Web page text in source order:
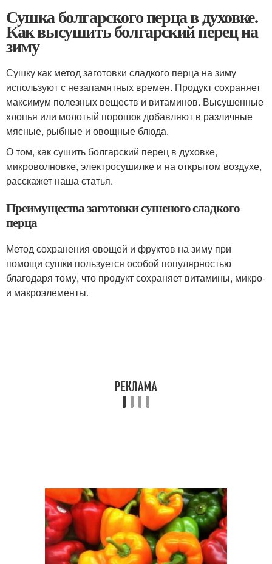
Сушка болгарского перца в духовке.
Как высушить болгарский перец на
зиму
Сушку как метод заготовки сладкого перца на зиму
используют с незапамятных времен. Продукт сохраняет
максимум полезных веществ и витаминов. Высушенные
хлопья или молотый порошок добавляют в различные
мясные, рыбные и овощные блюда.
О том, как сушить болгарский перец в духовке,
микроволновке, электросушилке и на открытом воздухе,
расскажет наша статья.
Преимущества заготовки сушеного сладкого
перца
Метод сохранения овощей и фруктов на зиму при
помощи сушки пользуется особой популярностью
благодаря тому, что продукт сохраняет витамины, микро-
и макроэлементы.